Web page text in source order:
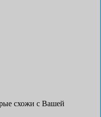
схожи с Вашей